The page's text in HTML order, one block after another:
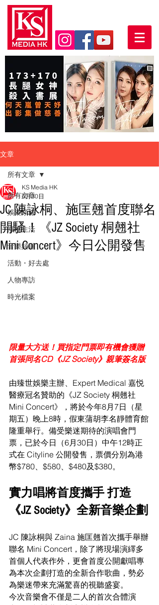
文章
所有文章
娛樂頭條
潮流生活
音樂頻道
活動・好去處
人物專訪
時光檔案
所有文章
JC 陳詠桐、施匡翹首度聯名
開騷！《JZ Society 桐翹社
Mini Concert》今日公開發售
KS Media HK
6月30日
限量大方送！買指定門票即有機會獲贈
首張同名CD《JZ Society》親筆簽名版
由臻世娛樂主辦、Expert Medical 嘉悦
醫療冠名贊助的《JZ Society 桐翹社
Mini Concert》，將於今年8月7日（星
期五）晚上8時，假東蒲胡李名靜體育館
隆重舉行。備受樂迷期待的演唱會門
票，已於今日（6月30日）中午12時正
式在 Cityline 公開發售，票價分別為港
幣$780、$580、$480及$380。
實力唱將首度攜手 打造
《JZ Society》全新音樂企劃
JC 陳詠桐與 Zaina 施匡翹首次攜手舉辦
聯名 Mini Concert，除了將現場演繹多
首個人代表作外，更會首度公開獻唱專
為本次企劃打造的全新合作歌曲，勢必
為樂迷帶來充滿驚喜的視聽盛宴。
今次音樂會不僅是二人的首次合體演